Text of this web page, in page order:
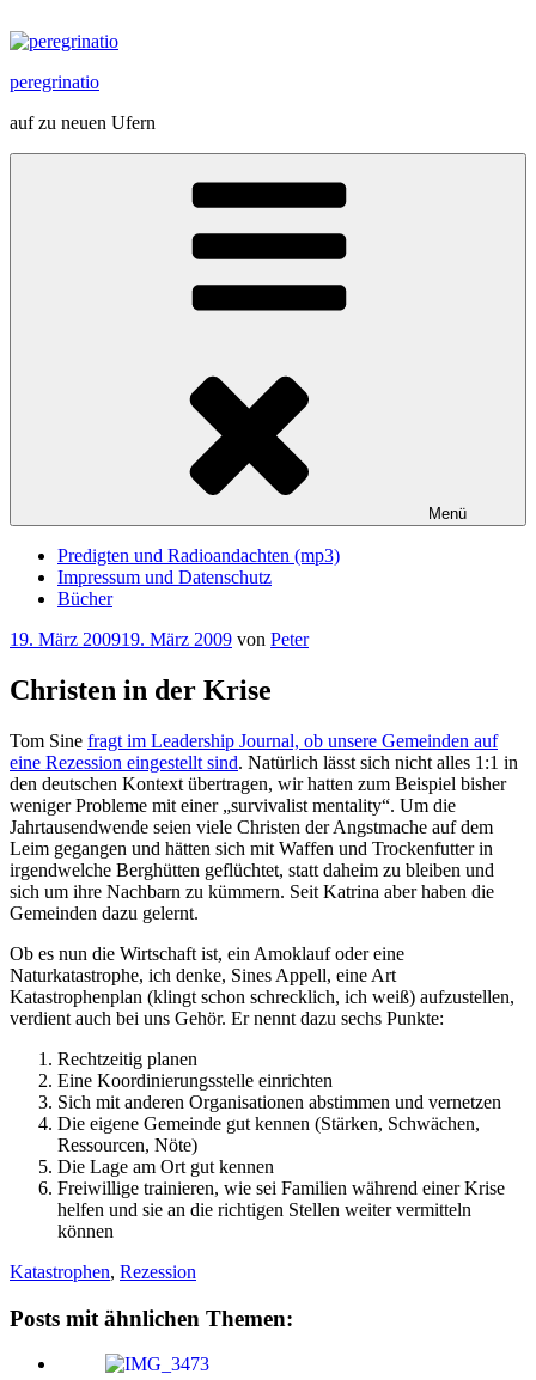
Inhalt
peregrinatio
auf zu neuen Ufern
Menü
Predigten und Radioandachten (mp3)
Impressum und Datenschutz
Bücher
Veröffentlicht
19. März 200919. März 2009 von Peter
Christen in der Krise
Tom Sine fragt im Leadership Journal, ob unsere Gemeinden auf
eine Rezession eingestellt sind. Natürlich lässt sich nicht alles 1:1 in
den deutschen Kontext übertragen, wir hatten zum Beispiel bisher
weniger Probleme mit einer „survivalist mentality“. Um die
Jahrtausendwende seien viele Christen der Angstmache auf dem
Leim gegangen und hätten sich mit Waffen und Trockenfutter in
irgendwelche Berghütten geflüchtet, statt daheim zu bleiben und
sich um ihre Nachbarn zu kümmern. Seit Katrina aber haben die
Gemeinden dazu gelernt.
Ob es nun die Wirtschaft ist, ein Amoklauf oder eine
Naturkatastrophe, ich denke, Sines Appell, eine Art
Katastrophenplan (klingt schon schrecklich, ich weiß) aufzustellen,
verdient auch bei uns Gehör. Er nennt dazu sechs Punkte:
Rechtzeitig planen
Eine Koordinierungsstelle einrichten
Sich mit anderen Organisationen abstimmen und vernetzen
Die eigene Gemeinde gut kennen (Stärken, Schwächen,
Ressourcen, Nöte)
Die Lage am Ort gut kennen
Freiwillige trainieren, wie sei Familien während einer Krise
helfen und sie an die richtigen Stellen weiter vermitteln
können
Katastrophen, Rezession
Posts mit ähnlichen Themen: